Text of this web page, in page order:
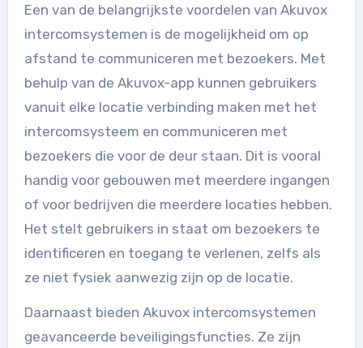
Een van de belangrijkste voordelen van Akuvox
intercomsystemen is de mogelijkheid om op
afstand te communiceren met bezoekers. Met
behulp van de Akuvox-app kunnen gebruikers
vanuit elke locatie verbinding maken met het
intercomsysteem en communiceren met
bezoekers die voor de deur staan. Dit is vooral
handig voor gebouwen met meerdere ingangen
of voor bedrijven die meerdere locaties hebben.
Het stelt gebruikers in staat om bezoekers te
identificeren en toegang te verlenen, zelfs als
ze niet fysiek aanwezig zijn op de locatie.
Daarnaast bieden Akuvox intercomsystemen
geavanceerde beveiligingsfuncties. Ze zijn